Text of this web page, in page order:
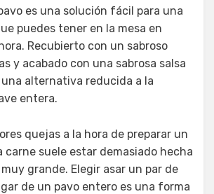
es una solución fácil para una
puedes tener en la mesa en
Recubierto con un sabroso
y acabado con una sabrosa salsa
alternativa reducida a la
entera.
quejas a la hora de preparar un
carne suele estar demasiado hecha
grande. Elegir asar un par de
de un pavo entero es una forma